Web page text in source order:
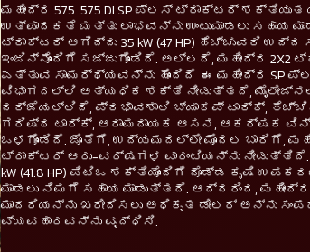
ಮಹೀಂದ್ರ 575 575 DI SP ಪ್ಲಸ್ ಟ್ರಾಕ್ಟರ್
ಉತ್ಪಾದಕತೆ ಮತ್ತು ಲಾಭವನ್ನು ಉಂಟುಮಾಡಲು ಸಹಾಯ
ಟ್ರಾಕ್ಟರ್ ಆಗಿದ್ದು 35 kW (47 HP) ಹೆಚ್ಚುವರಿ
ಇಂಜಿನ್‌ನೊಂದಿಗೆ ಸಜ್ಜುಗೊಂಡಿದೆ. ಅಲ್ಲದೆ, ಮಹೀಂದ್ರ 2X2
ಎತ್ತುವ ಸಾಮರ್ಥ್ಯವನ್ನು ಹೊಂದಿದೆ. ಈ ಮಹೀಂದ್ರ SP
ವಿಭಾಗದಲ್ಲಿ ಅತ್ಯಧಿಕ ಶಕ್ತಿ ನೀಡುತ್ತದೆ,
ದರ್ಜೆಯಲ್ಲಿದೆ, ಪ್ರಭಾವಶಾಲಿ ಬ್ಯಾಕಪ್ ಟಾರ್ಕ್,
ಗರಿಷ್ಠ ಟಾರ್ಕ್, ಆರಾಮದಾಯಕ ಆಸನ, ಆಕರ್ಷಕ
ಒಳಗೊಂಡಿದೆ. ಜೊತೆಗೆ, ಉದ್ಯಮದಲ್ಲೇ ಮೊದಲ ಬಾರಿಗೆ,
ಟ್ರಾಕ್ಟರ್ ಆರು-ವರ್ಷಗಳ ವಾರಂಟಿಯನ್ನು ನೀಡುತ್ತಿದೆ.
kW (41.8 HP) ಪಿಟಿಒ ಶಕ್ತಿಯೊಂದಿಗೆ ದೊಡ್ಡ ಕೃಷಿ
ಮಾಡಲು ನಿಮಗೆ ಸಹಾಯ ಮಾಡುತ್ತದೆ. ಆದ್ದರಿಂದ, ಮಹೀಂದ್ರ
ಮಾದರಿಯನ್ನು ಖರೀದಿಸಲು ಅಧಿಕೃತ ಡೀಲರ್ ಅನ್ನು
ವ್ಯವಹಾರವನ್ನು ವೃದ್ಧಿಸಿ.